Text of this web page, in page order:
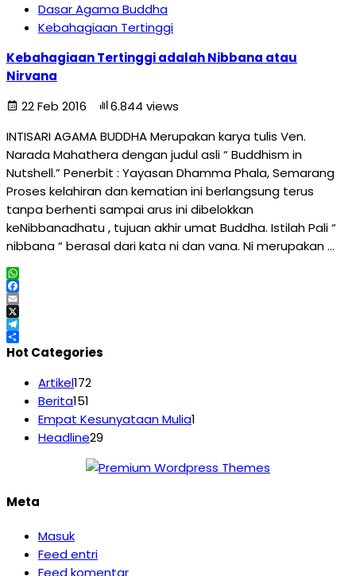
Dasar Agama Buddha
Kebahagiaan Tertinggi
Kebahagiaan Tertinggi adalah Nibbana atau
Nirvana
22 Feb 2016
6.844 views
INTISARI AGAMA BUDDHA Merupakan karya tulis Ven.
Narada Mahathera dengan judul asli “ Buddhism in
Nutshell.” Penerbit : Yayasan Dhamma Phala, Semarang
Proses kelahiran dan kematian ini berlangsung terus
tanpa berhenti sampai arus ini dibelokkan
keNibbanadhatu , tujuan akhir umat Buddha. Istilah Pali “
nibbana “ berasal dari kata ni dan vana. Ni merupakan …
WhatsApp
Facebook
Email
X
Telegram
Share
Hot Categories
Artikel172
Berita151
Empat Kesunyataan Mulia1
Headline29
Meta
Masuk
Feed entri
Feed komentar